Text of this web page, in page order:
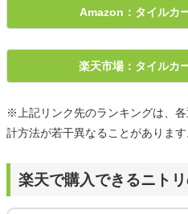
Amazon：タイルカ
楽天市場：タイルカ
※上記リンク先のランキングは、
計方法が若干異なることがあります
楽天で購入できるニト